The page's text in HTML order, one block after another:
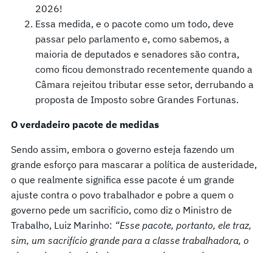
2026!
Essa medida, e o pacote como um todo, deve
passar pelo parlamento e, como sabemos, a
maioria de deputados e senadores são contra,
como ficou demonstrado recentemente quando a
Câmara rejeitou tributar esse setor, derrubando a
proposta de Imposto sobre Grandes Fortunas.
O verdadeiro pacote de medidas
Sendo assim, embora o governo esteja fazendo um
grande esforço para mascarar a política de austeridade,
o que realmente significa esse pacote é um grande
ajuste contra o povo trabalhador e pobre a quem o
governo pede um sacrifício, como diz o Ministro de
Trabalho, Luiz Marinho: “Esse pacote, portanto, ele traz,
sim, um sacrifício grande para a classe trabalhadora, o